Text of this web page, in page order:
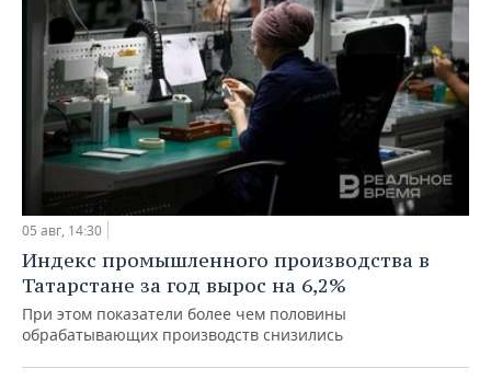
05 авг, 14:30
Индекс промышленного производства в
Татарстане за год вырос на 6,2%
При этом показатели более чем половины
обрабатывающих производств снизились